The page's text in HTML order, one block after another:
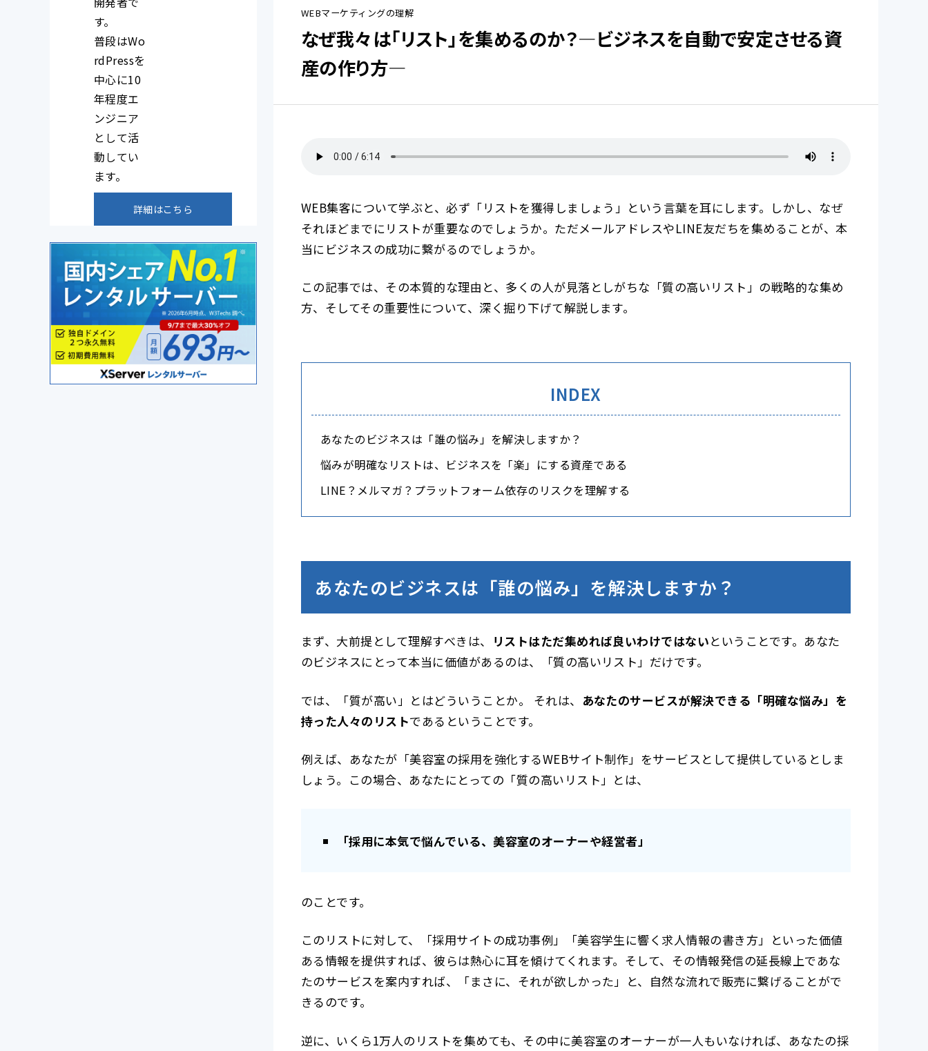
WEBマーケティングの理解
なぜ我々は「リスト」を集めるのか？―ビジネスを自動で安定させる資
産の作り方―
WEB集客について学ぶと、必ず「リストを獲得しましょう」という言葉を耳にします。しかし、なぜ
それほどまでにリストが重要なのでしょうか。ただメールアドレスやLINE友だちを集めることが、本
当にビジネスの成功に繋がるのでしょうか。
この記事では、その本質的な理由と、多くの人が見落としがちな「質の高いリスト」の戦略的な集め
方、そしてその重要性について、深く掘り下げて解説します。
INDEX
あなたのビジネスは「誰の悩み」を解決しますか？
悩みが明確なリストは、ビジネスを「楽」にする資産である
LINE？メルマガ？プラットフォーム依存のリスクを理解する
あなたのビジネスは「誰の悩み」を解決しますか？
まず、大前提として理解すべきは、 リストはただ集めれば良いわけではないということです。あなた
のビジネスにとって本当に価値があるのは、「質の高いリスト」だけです。
では、「質が高い」とはどういうことか。 それは、 あなたのサービスが解決できる「明確な悩み」を
持った人々のリストであるということです。
例えば、あなたが「美容室の採用を強化するWEBサイト制作」をサービスとして提供しているとしま
しょう。この場合、あなたにとっての「質の高いリスト」とは、
「採用に本気で悩んでいる、美容室のオーナーや経営者」
のことです。
このリストに対して、「採用サイトの成功事例」「美容学生に響く求人情報の書き方」といった価値
ある情報を提供すれば、彼らは熱心に耳を傾けてくれます。そして、その情報発信の延長線上であな
たのサービスを案内すれば、「まさに、それが欲しかった」と、自然な流れで販売に繋げることがで
きるのです。
逆に、いくら1万人のリストを集めても、その中に美容室のオーナーが一人もいなければ、あなたの採
す。
普段はWo
rdPressを
中心に10
年程度エ
ンジニア
として活
動してい
ます。
詳細はこちら